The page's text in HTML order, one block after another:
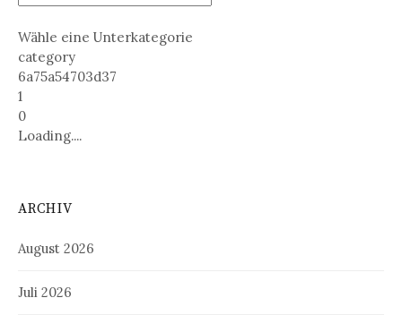
Wähle eine Unterkategorie
category
6a75a54703d37
1
0
Loading....
ARCHIV
August 2026
Juli 2026